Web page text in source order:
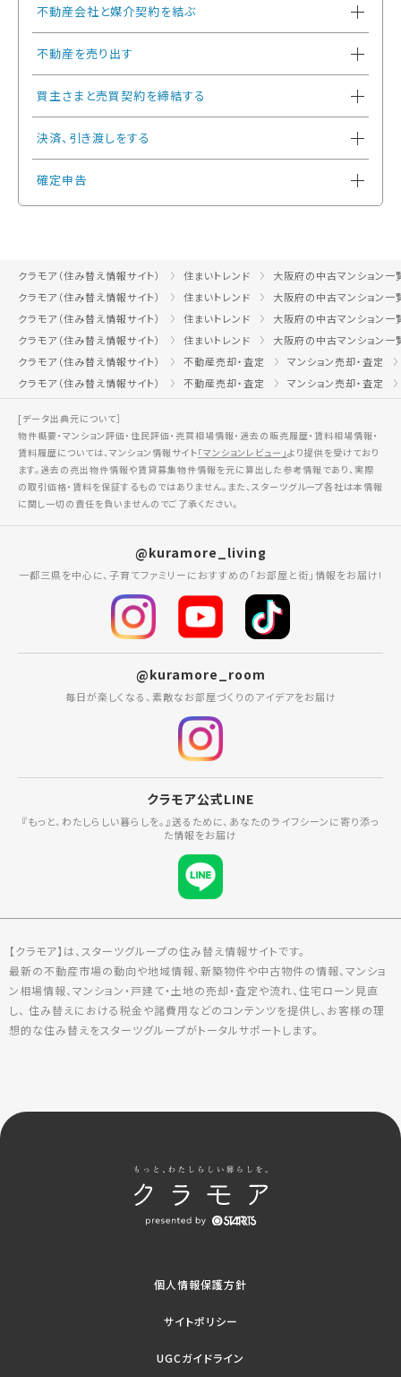
不動産会社と媒介契約を結ぶ
不動産を売り出す
買主さまと売買契約を締結する
決済、引き渡しをする
確定申告
クラモア（住み替え情報サイト） 住まいトレンド
大阪府の中古マンション一
クラモア（住み替え情報サイト）
住まいトレンド
大阪府の中古マンション一
クラモア（住み替え情報サイト）
住まいトレンド
大阪府の中古マンション一
クラモア（住み替え情報サイト）
住まいトレンド
大阪府の中古マンション一
クラモア（住み替え情報サイト）
不動産売却・査定
マンション売却・査定
クラモア（住み替え情報サイト）
不動産売却・査定 マンション売却・査定
[データ出典元について］
物件概要・マンション評価・住民評価・売買相場情報・過去の販売履歴・賃料相場情報・
賃料履歴については、マンション情報サイト「マンションレビュー」より提供を受けており
ます。過去の売出物件情報や賃貸募集物件情報を元に算出した参考情報であり、実際
の取引価格・賃料を保証するものではありません。また、スターツグループ各社は本情報
に関し一切の責任を負いませんのでご了承ください。
@kuramore_living
一都三県を中心に、子育てファミリーにおすすめの「お部屋と街」情報をお届け!
@kuramore_room
毎日が楽しくなる、素敵なお部屋づくりのアイデアをお届け
クラモア公式LINE
『もっと、わたしらしい暮らしを。』送るために、あなたのライフシーンに寄り添っ
た情報をお届け
【クラモア】は、スターツグループの住み替え情報サイトです。
最新の不動産市場の動向や地域情報、新築物件や中古物件の情報、マンショ
ン相場情報、マンション・戸建て・土地の売却・査定や流れ、住宅ローン見直
し、 住み替えにおける税金や諸費用などのコンテンツを提供し、お客様の理
想的な住み替えをスターツグループがトータルサポートします。
個人情報保護方針
サイトポリシー
UGCガイドライン